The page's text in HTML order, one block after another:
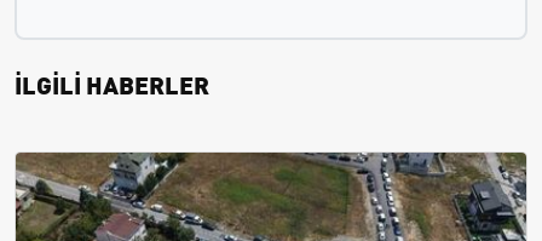
İLGİLİ HABERLER